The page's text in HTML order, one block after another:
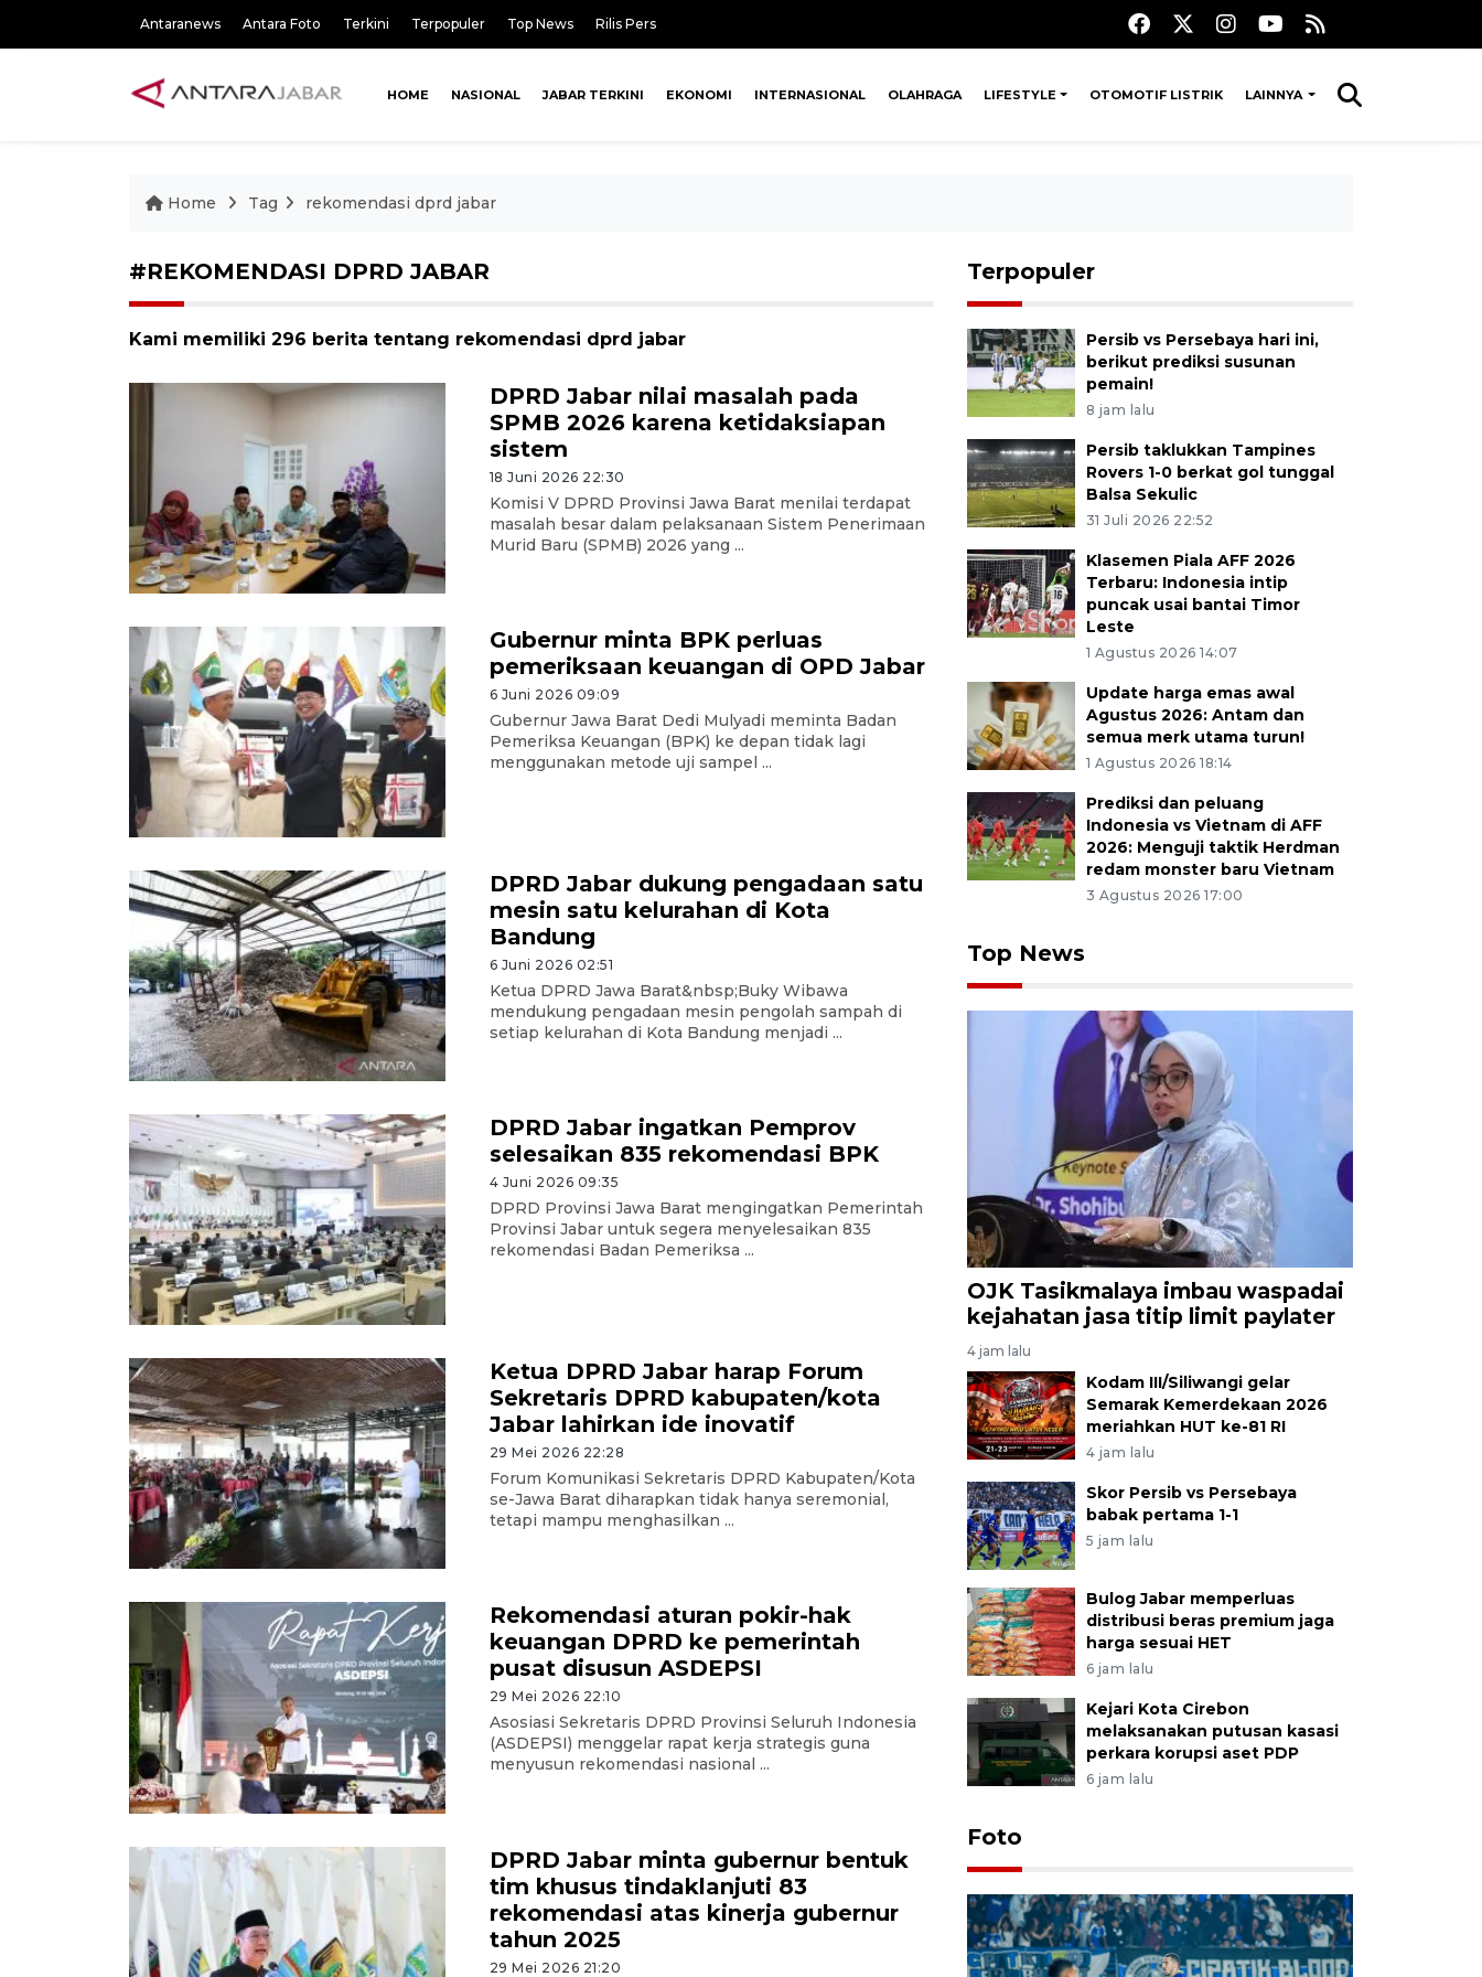
Antaranews Antara Foto Terkini Terpopuler Top News Rilis Pers
HOME NASIONAL JABAR TERKINI EKONOMI INTERNASIONAL OLAHRAGA LIFESTYLE OTOMOTIF LISTRIK LAINNYA
Home Tag rekomendasi dprd jabar
#REKOMENDASI DPRD JABAR
Kami memiliki 296 berita tentang rekomendasi dprd jabar
DPRD Jabar nilai masalah pada
SPMB 2026 karena ketidaksiapan
sistem
18 Juni 2026 22:30
Komisi V DPRD Provinsi Jawa Barat menilai terdapat
masalah besar dalam pelaksanaan Sistem Penerimaan
Murid Baru (SPMB) 2026 yang ...
Gubernur minta BPK perluas
pemeriksaan keuangan di OPD Jabar
6 Juni 2026 09:09
Gubernur Jawa Barat Dedi Mulyadi meminta Badan
Pemeriksa Keuangan (BPK) ke depan tidak lagi
menggunakan metode uji sampel ...
DPRD Jabar dukung pengadaan satu
mesin satu kelurahan di Kota
Bandung
6 Juni 2026 02:51
Ketua DPRD Jawa Barat&nbsp;Buky Wibawa
mendukung pengadaan mesin pengolah sampah di
setiap kelurahan di Kota Bandung menjadi ...
DPRD Jabar ingatkan Pemprov
selesaikan 835 rekomendasi BPK
4 Juni 2026 09:35
DPRD Provinsi Jawa Barat mengingatkan Pemerintah
Provinsi Jabar untuk segera menyelesaikan 835
rekomendasi Badan Pemeriksa ...
Ketua DPRD Jabar harap Forum
Sekretaris DPRD kabupaten/kota
Jabar lahirkan ide inovatif
29 Mei 2026 22:28
Forum Komunikasi Sekretaris DPRD Kabupaten/Kota
se-Jawa Barat diharapkan tidak hanya seremonial,
tetapi mampu menghasilkan ...
Rekomendasi aturan pokir-hak
keuangan DPRD ke pemerintah
pusat disusun ASDEPSI
29 Mei 2026 22:10
Asosiasi Sekretaris DPRD Provinsi Seluruh Indonesia
(ASDEPSI) menggelar rapat kerja strategis guna
menyusun rekomendasi nasional ...
DPRD Jabar minta gubernur bentuk
tim khusus tindaklanjuti 83
rekomendasi atas kinerja gubernur
tahun 2025
29 Mei 2026 21:20
Terpopuler
Persib vs Persebaya hari ini,
berikut prediksi susunan
pemain!
8 jam lalu
Persib taklukkan Tampines
Rovers 1-0 berkat gol tunggal
Balsa Sekulic
31 Juli 2026 22:52
Klasemen Piala AFF 2026
Terbaru: Indonesia intip
puncak usai bantai Timor
Leste
1 Agustus 2026 14:07
Update harga emas awal
Agustus 2026: Antam dan
semua merk utama turun!
1 Agustus 2026 18:14
Prediksi dan peluang
Indonesia vs Vietnam di AFF
2026: Menguji taktik Herdman
redam monster baru Vietnam
3 Agustus 2026 17:00
Top News
OJK Tasikmalaya imbau waspadai
kejahatan jasa titip limit paylater
4 jam lalu
Kodam III/Siliwangi gelar
Semarak Kemerdekaan 2026
meriahkan HUT ke-81 RI
4 jam lalu
Skor Persib vs Persebaya
babak pertama 1-1
5 jam lalu
Bulog Jabar memperluas
distribusi beras premium jaga
harga sesuai HET
6 jam lalu
Kejari Kota Cirebon
melaksanakan putusan kasasi
perkara korupsi aset PDP
6 jam lalu
Foto